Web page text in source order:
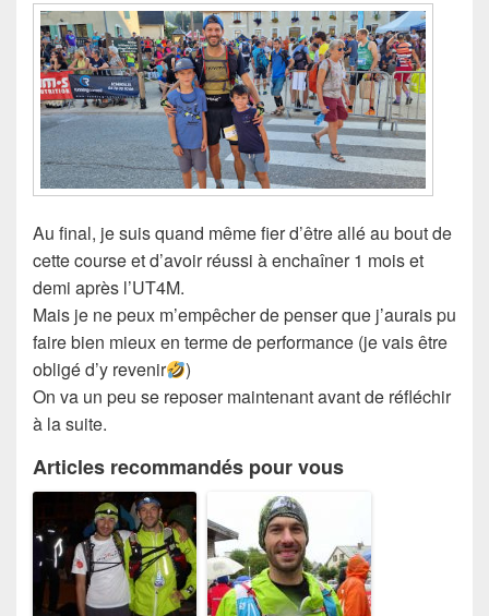
Au final, je suis quand même fier d’être allé au bout de
cette course et d’avoir réussi à enchaîner 1 mois et
demi après l’UT4M.
Mais je ne peux m’empêcher de penser que j’aurais pu
faire bien mieux en terme de performance (je vais être
obligé d’y revenir
)
On va un peu se reposer maintenant avant de réfléchir
à la suite.
Articles recommandés pour vous